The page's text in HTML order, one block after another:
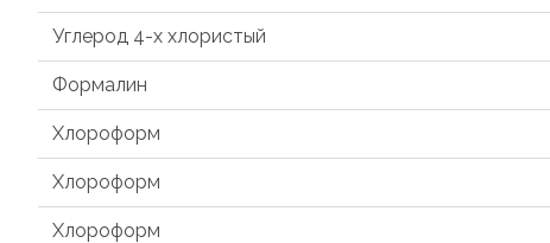
Углерод 4-х хлористый
Формалин
Хлороформ
Хлороформ
Хлороформ